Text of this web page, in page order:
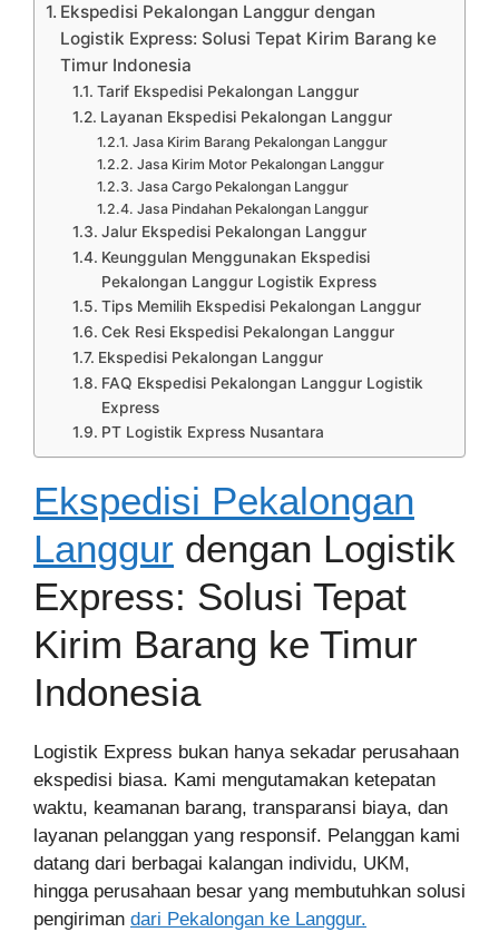
Ekspedisi Pekalongan Langgur dengan
Logistik Express: Solusi Tepat Kirim Barang ke
Timur Indonesia
Tarif Ekspedisi Pekalongan Langgur
Layanan Ekspedisi Pekalongan Langgur
Jasa Kirim Barang Pekalongan Langgur
Jasa Kirim Motor Pekalongan Langgur
Jasa Cargo Pekalongan Langgur
Jasa Pindahan Pekalongan Langgur
Jalur Ekspedisi Pekalongan Langgur
Keunggulan Menggunakan Ekspedisi
Pekalongan Langgur Logistik Express
Tips Memilih Ekspedisi Pekalongan Langgur
Cek Resi Ekspedisi Pekalongan Langgur
Ekspedisi Pekalongan Langgur
FAQ Ekspedisi Pekalongan Langgur Logistik
Express
PT Logistik Express Nusantara
Ekspedisi Pekalongan
Langgur dengan Logistik
Express: Solusi Tepat
Kirim Barang ke Timur
Indonesia
Logistik Express bukan hanya sekadar perusahaan
ekspedisi biasa. Kami mengutamakan ketepatan
waktu, keamanan barang, transparansi biaya, dan
layanan pelanggan yang responsif. Pelanggan kami
datang dari berbagai kalangan individu, UKM,
hingga perusahaan besar yang membutuhkan solusi
pengiriman dari Pekalongan ke Langgur.